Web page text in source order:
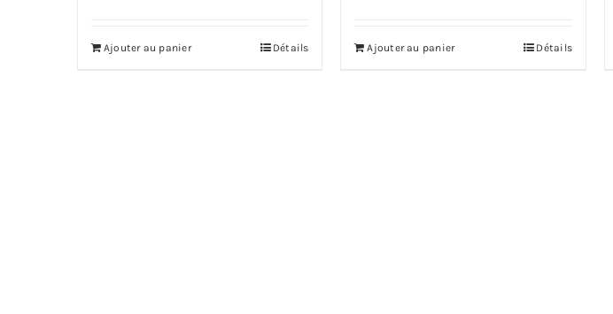
Ajouter au panier Détails Ajouter au panier Détails